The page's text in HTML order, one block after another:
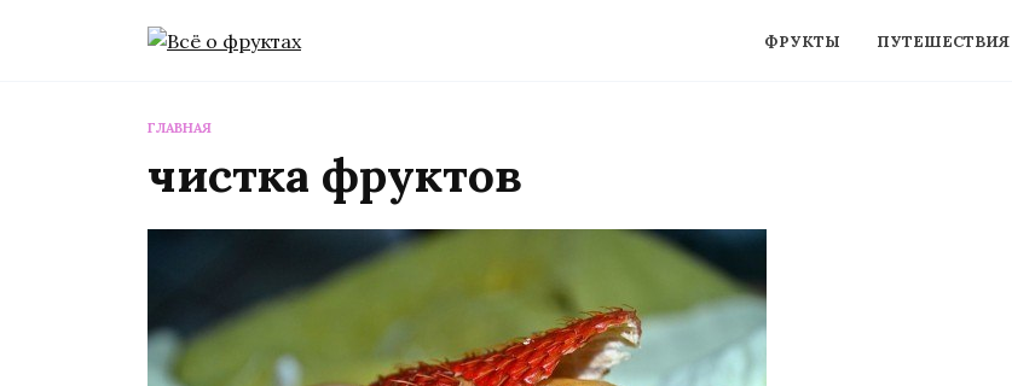
ФРУКТЫ ПУТЕШЕСТВИЯ
ГЛАВНАЯ
чистка фруктов